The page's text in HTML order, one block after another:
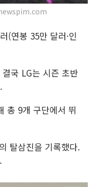
(연봉 35만 달러·인
국 LG는 시즌 초반
총 9개 구단에서 뛰
탈삼진을 기록했다.